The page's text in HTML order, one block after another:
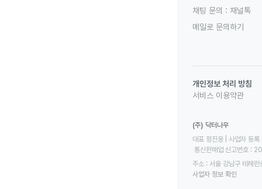
채팅 문의 : 채널톡
메일로 문의하기
개인정보 처리 방침
서비스 이용약관
(주) 닥터나우
대표 정진웅 | 사업자
통신판매업 신고번호
주소 : 서울 강남구 테헤
사업자 정보 확인